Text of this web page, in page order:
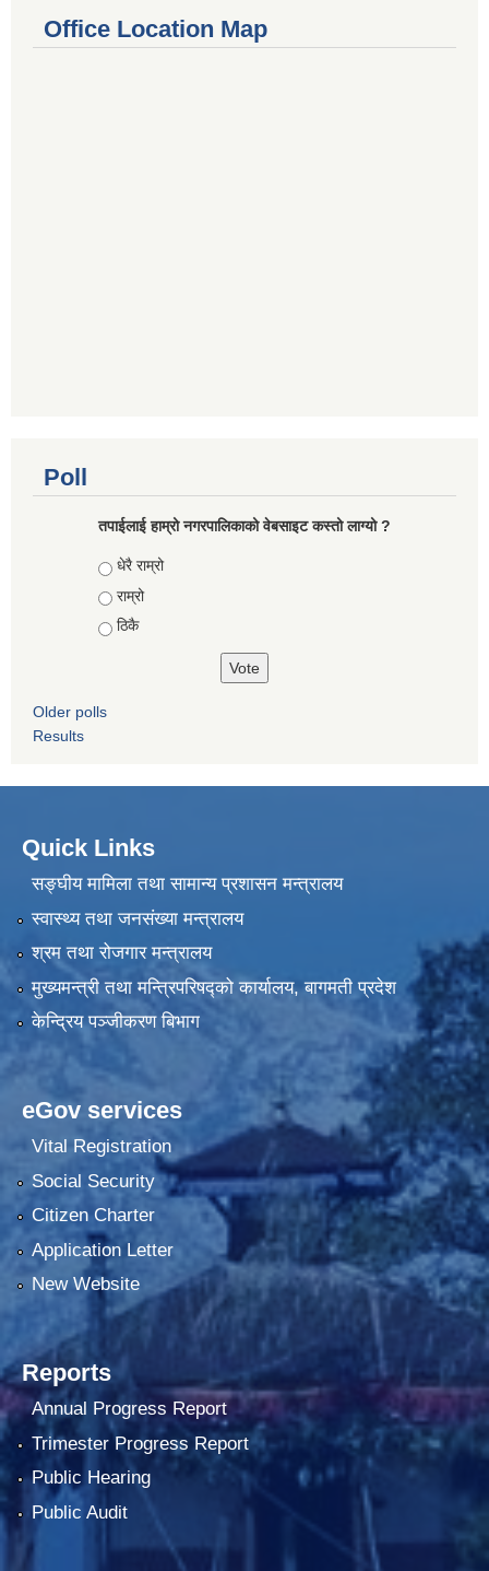
Office Location Map
Poll
तपाईलाई हाम्रो नगरपालिकाको वेबसाइट कस्तो लाग्यो ?
Choices
धेरै राम्रो
राम्रो
ठिकै
Older polls
Results
Quick Links
सङ्घीय मामिला तथा सामान्य प्रशासन मन्त्रालय
स्वास्थ्य तथा जनसंख्या मन्त्रालय
श्रम तथा रोजगार मन्त्रालय
मुख्यमन्त्री तथा मन्त्रिपरिषद्को कार्यालय, बागमती प्रदेश
केन्द्रिय पञ्जीकरण बिभाग
eGov services
Vital Registration
Social Security
Citizen Charter
Application Letter
New Website
Reports
Annual Progress Report
Trimester Progress Report
Public Hearing
Public Audit